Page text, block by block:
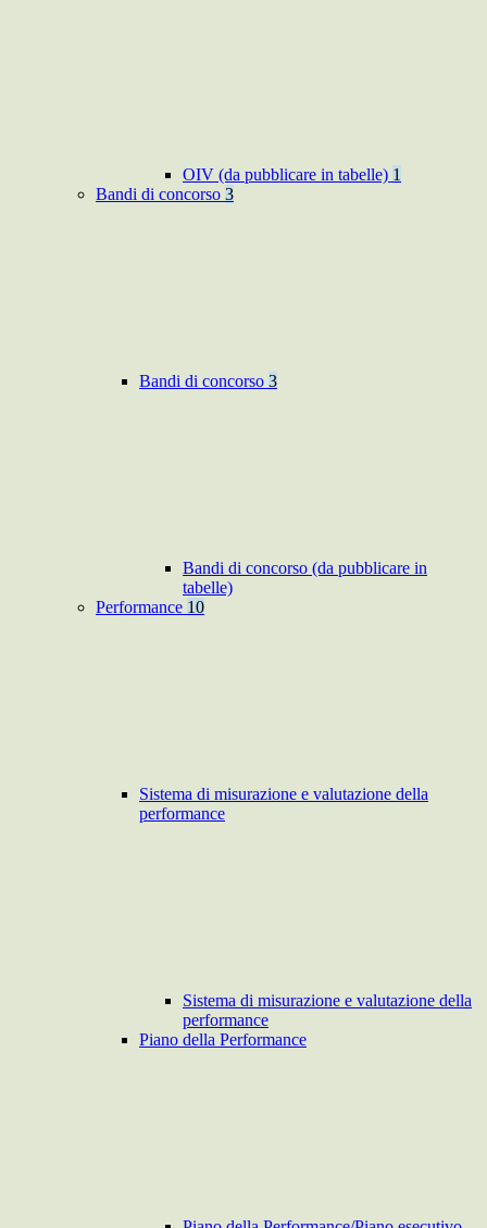
OIV (da pubblicare in tabelle) 1
Bandi di concorso 3
Bandi di concorso 3
Bandi di concorso (da pubblicare in
tabelle)
Performance 10
Sistema di misurazione e valutazione della
performance
Sistema di misurazione e valutazione della
performance
Piano della Performance